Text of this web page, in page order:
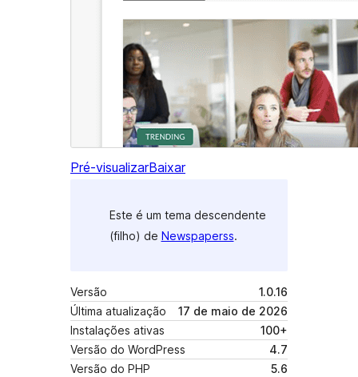
Pré-visualizarBaixar
Este é um tema descendente
(filho) de Newspaperss.
Versão
1.0.16
Última atualização
17 de maio de 2026
Instalações ativas
100+
Versão do WordPress
4.7
Versão do PHP
5.6